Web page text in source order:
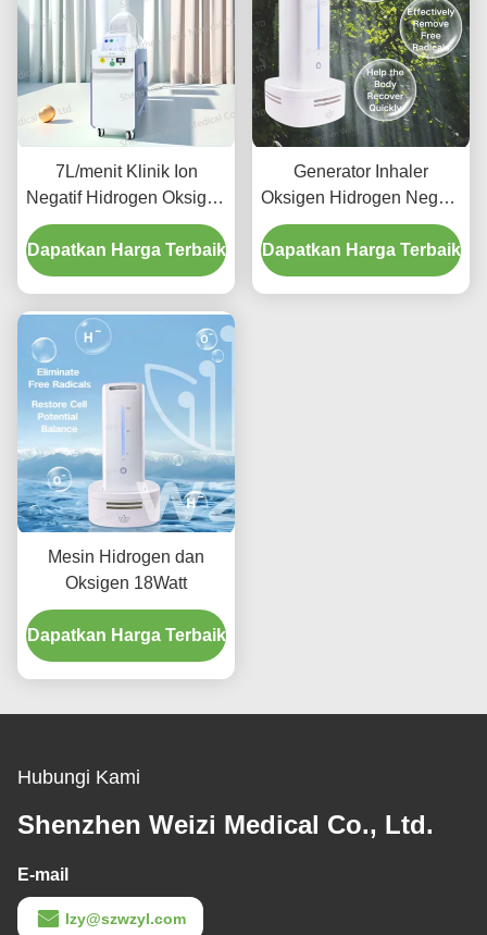
7L/menit Klinik Ion
Negatif Hidrogen Oksigen
Inhaler 1000W
Meningkatkan Peredaran
Darah
Dapatkan Harga Terbaik
Generator Inhaler
Oksigen Hidrogen Negatif
12V
Dapatkan Harga Terbaik
Mesin Hidrogen dan
Oksigen 18Watt
Dapatkan Harga Terbaik
Hubungi Kami
Shenzhen Weizi Medical Co., Ltd.
E-mail
lzy@szwzyl.com